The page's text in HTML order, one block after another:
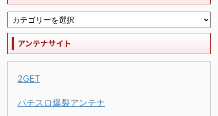
アンテナサイト
2GET
パチスロ爆裂アンテナ